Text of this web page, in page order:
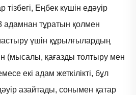
Еңбек күшін едәуір
адамнан тұратын қолмен
үшін құрылғылардың
(мысалы, қағазды толтыру мен
екі адам жеткілікті, бұл
азайтады, сонымен қатар